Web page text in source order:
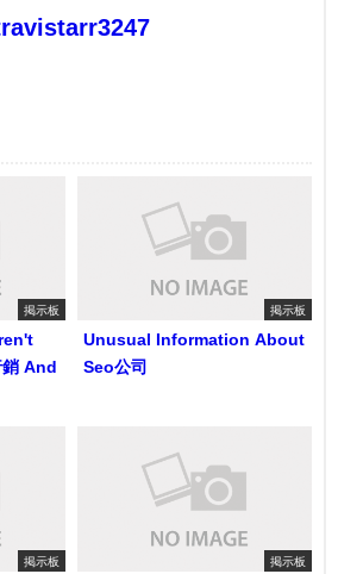
掲示板
And
掲示板
Unusual Information About
Seo公司
掲示板 掲示板